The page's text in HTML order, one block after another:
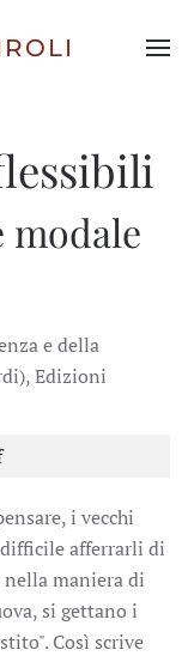
modale
e della
Edizioni
i vecchi
afferrarli di
maniera di
si gettano i
Così scrive